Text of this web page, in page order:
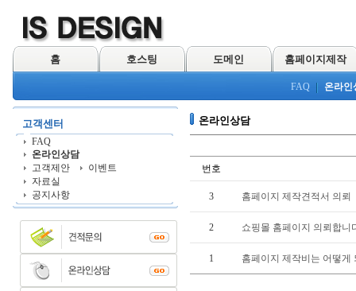
홈 호스팅 도메인 홈페이지제작
FAQ 온라인
고객센터
FAQ
온라인상담
고객제안
이벤트
자료실
공지사항
온라인상담
번호
3 홈페이지 제작견적서 의뢰
2 쇼핑몰 홈페이지 의뢰합니
1 홈페이지 제작비는 어떻게